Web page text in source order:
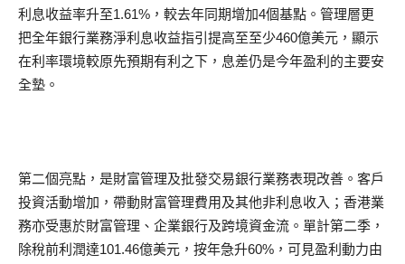
利息收益率升至1.61%，較去年同期增加4個基點。管理層更
把全年銀行業務淨利息收益指引提高至至少460億美元，顯示
在利率環境較原先預期有利之下，息差仍是今年盈利的主要安
全墊。
第二個亮點，是財富管理及批發交易銀行業務表現改善。客戶
投資活動增加，帶動財富管理費用及其他非利息收入；香港業
務亦受惠於財富管理、企業銀行及跨境資金流。單計第二季，
除稅前利潤達101.46億美元，按年急升60%，可見盈利動力由